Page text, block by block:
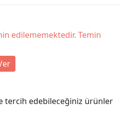
edilememektedir. Temin
tercih edebileceğiniz ürünler